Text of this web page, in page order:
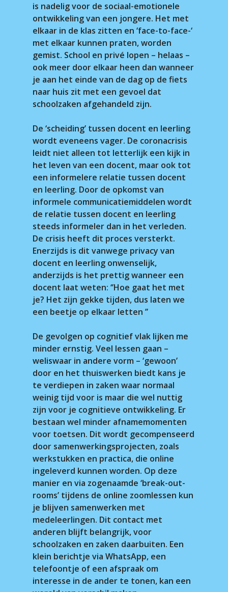
is nadelig voor de sociaal-emotionele
ontwikkeling van een jongere. Het met
elkaar in de klas zitten en ‘face-to-face-‘
met elkaar kunnen praten, worden
gemist. School en privé lopen – helaas –
ook meer door elkaar heen dan wanneer
je aan het einde van de dag op de fiets
naar huis zit met een gevoel dat
schoolzaken afgehandeld zijn.
De ‘scheiding’ tussen docent en leerling
wordt eveneens vager. De coronacrisis
leidt niet alleen tot letterlijk een kijk in
het leven van een docent, maar ook tot
een informelere relatie tussen docent
en leerling. Door de opkomst van
informele communicatiemiddelen wordt
de relatie tussen docent en leerling
steeds informeler dan in het verleden.
De crisis heeft dit proces versterkt.
Enerzijds is dit vanwege privacy van
docent en leerling onwenselijk,
anderzijds is het prettig wanneer een
docent laat weten: ‘’Hoe gaat het met
je? Het zijn gekke tijden, dus laten we
een beetje op elkaar letten ’’
De gevolgen op cognitief vlak lijken me
minder ernstig. Veel lessen gaan –
weliswaar in andere vorm – ‘gewoon’
door en het thuiswerken biedt kans je
te verdiepen in zaken waar normaal
weinig tijd voor is maar die wel nuttig
zijn voor je cognitieve ontwikkeling. Er
bestaan wel minder afnamemomenten
voor toetsen. Dit wordt gecompenseerd
door samenwerkingsprojecten, zoals
werkstukken en practica, die online
ingeleverd kunnen worden. Op deze
manier en via zogenaamde ‘break-out-
rooms’ tijdens de online zoomlessen kun
je blijven samenwerken met
medeleerlingen. Dit contact met
anderen blijft belangrijk, voor
schoolzaken en zaken daarbuiten. Een
klein berichtje via WhatsApp, een
telefoontje of een afspraak om
interesse in de ander te tonen, kan een